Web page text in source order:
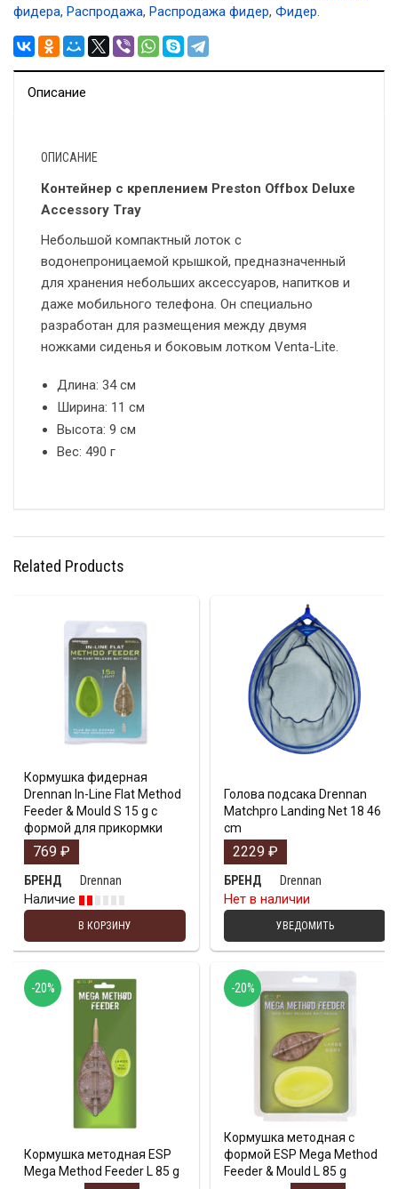
фидера, Распродажа, Распродажа фидер, Фидер.
Описание
ОПИСАНИЕ
Контейнер с креплением Preston Offbox Deluxe
Accessory Tray
Небольшой компактный лоток с
водонепроницаемой крышкой, предназначенный
для хранения небольших аксессуаров, напитков и
даже мобильного телефона. Он специально
разработан для размещения между двумя
ножками сиденья и боковым лотком Venta-Lite.
Длина: 34 см
Ширина: 11 см
Высота: 9 см
Вес: 490 г
Related Products
Кормушка фидерная
Drennan In-Line Flat Method
Feeder & Mould S 15 g с
формой для прикормки
769 ₽
БРЕНД
Drennan
Наличие
В КОРЗИНУ
Голова подсакa Drennan
Matchpro Landing Net 18 46
cm
2229 ₽
БРЕНД
Drennan
Нет в наличии
УВЕДОМИТЬ
Кормушка методная ESP
Mega Method Feeder L 85 g
-20%
Кормушка методная с
формой ESP Mega Method
Feeder & Mould L 85 g
-20%